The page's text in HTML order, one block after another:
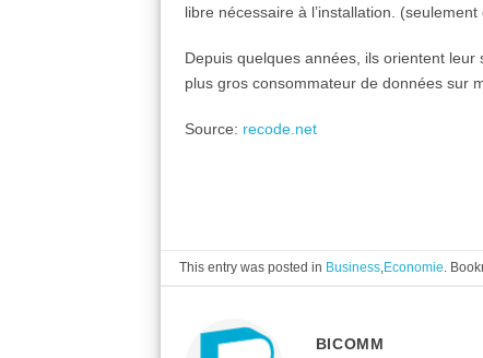
libre nécessaire à l’installation.
Depuis quelques années, ils orientent
plus gros consommateur de données sur
Source: recode.net
This entry was posted in Business Economie .
BICOMM